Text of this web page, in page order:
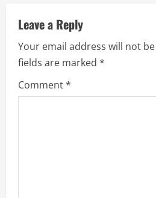
e
R
e
Leave a Reply
Your email address will not
fields are marked *
Comment*